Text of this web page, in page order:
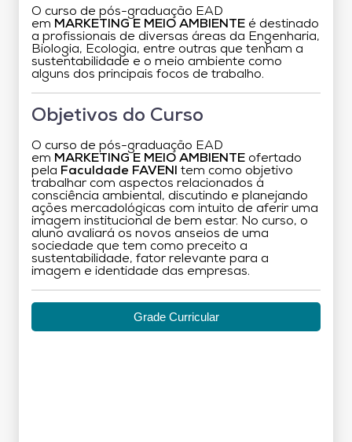
O curso de pós-graduação EAD
em MARKETING E MEIO AMBIENTE é destinado
a profissionais de diversas áreas da Engenharia,
Biologia, Ecologia, entre outras que tenham a
sustentabilidade e o meio ambiente como
alguns dos principais focos de trabalho.
Objetivos do Curso
O curso de pós-graduação EAD
em MARKETING E MEIO AMBIENTE ofertado
pela Faculdade FAVENI
tem como objetivo
trabalhar com aspectos relacionados à
consciência ambiental, discutindo e planejando
ações mercadológicas com intuito de aferir uma
imagem institucional de bem estar. No curso, o
aluno avaliará os novos anseios de uma
sociedade que tem como preceito a
sustentabilidade, fator relevante para a
imagem e identidade das empresas.
Grade Curricular